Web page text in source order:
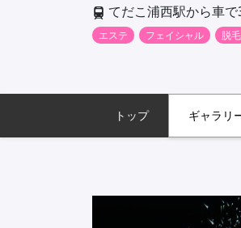
てだこ浦西駅から車
エステ フェイシャル 脱毛
トップ ギャラリ